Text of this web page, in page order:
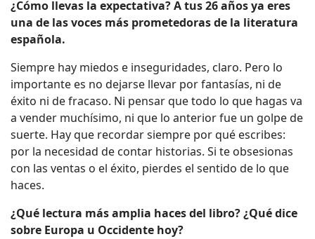
¿Cómo llevas la expectativa? A tus 26 años ya eres
una de las voces más prometedoras de la literatura
española.
Siempre hay miedos e inseguridades, claro. Pero lo
importante es no dejarse llevar por fantasías, ni de
éxito ni de fracaso. Ni pensar que todo lo que hagas va
a vender muchísimo, ni que lo anterior fue un golpe de
suerte. Hay que recordar siempre por qué escribes:
por la necesidad de contar historias. Si te obsesionas
con las ventas o el éxito, pierdes el sentido de lo que
haces.
¿Qué lectura más amplia haces del libro? ¿Qué dice
sobre Europa u Occidente hoy?